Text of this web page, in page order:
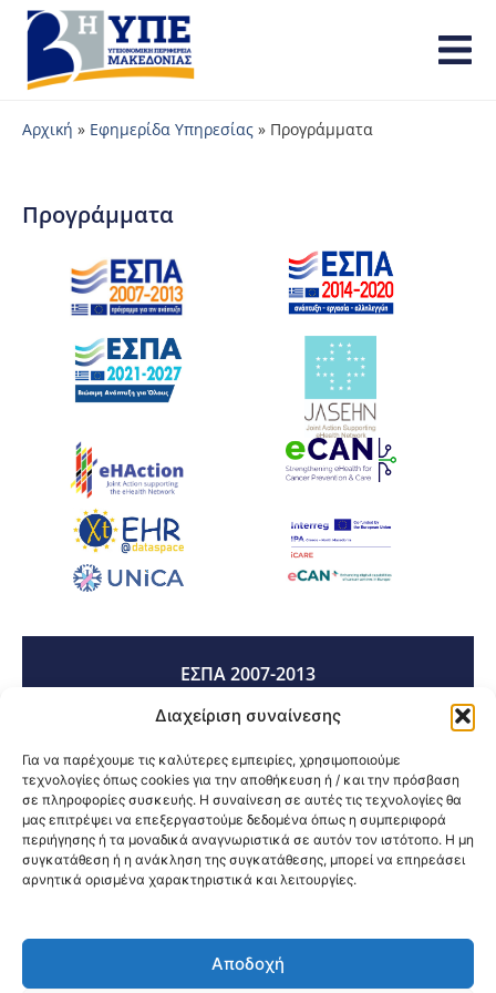
Διαχείριση συναίνεσης
Για να παρέχουμε τις καλύτερες εμπειρίες, χρησιμοποιούμε
τεχνολογίες όπως cookies για την αποθήκευση ή / και την πρόσβαση
σε πληροφορίες συσκευής. Η συναίνεση σε αυτές τις τεχνολογίες θα
μας επιτρέψει να επεξεργαστούμε δεδομένα όπως η συμπεριφορά
περιήγησης ή τα μοναδικά αναγνωριστικά σε αυτόν τον ιστότοπο. Η μη
συγκατάθεση ή η ανάκληση της συγκατάθεσης, μπορεί να επηρεάσει
αρνητικά ορισμένα χαρακτηριστικά και λειτουργίες.
Αποδοχή
Αρχική » Εφημερίδα Υπηρεσίας » Προγράμματα
Προγράμματα
ΕΣΠΑ 2007-2013
ΕΣΠΑ 2014-2020
ΕΣΠΑ 2021-2027
@2026 3ype.gr All rights reserved